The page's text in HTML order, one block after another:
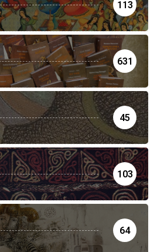
113
631
45
103
64